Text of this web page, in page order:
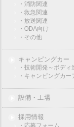
・消防関連
・救急関連
・放送関連
・ODA向け
・その他
キャンピングカー
・技術開発～ボディ
・キャンピングカー
設備・工場
採用情報
・応募フォーム